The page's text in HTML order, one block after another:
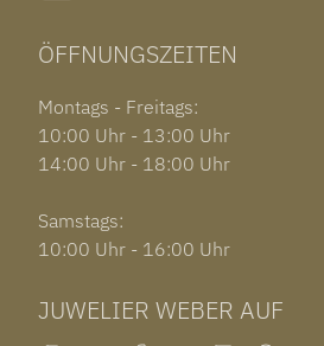
ÖFFNUNGSZEITEN
Montags - Freitags:
10:00 Uhr - 13:00 Uhr
14:00 Uhr - 18:00 Uhr
Samstags:
10:00 Uhr - 16:00 Uhr
JUWELIER WEBER AUF